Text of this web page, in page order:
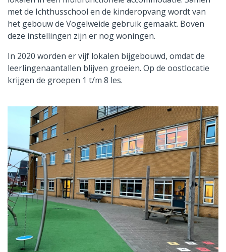
met de Ichthusschool en de kinderopvang wordt van
het gebouw de Vogelweide gebruik gemaakt. Boven
deze instellingen zijn er nog woningen.
In 2020 worden er vijf lokalen bijgebouwd, omdat de
leerlingenaantallen blijven groeien. Op de oostlocatie
krijgen de groepen 1 t/m 8 les.